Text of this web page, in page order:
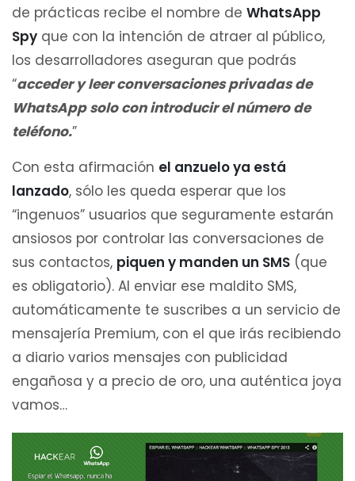
de prácticas recibe el nombre de WhatsApp
Spy que con la intención de atraer al público,
los desarrolladores aseguran que podrás
“acceder y leer conversaciones privadas de
WhatsApp solo con introducir el número de
teléfono.”
Con esta afirmación el anzuelo ya está
lanzado, sólo les queda esperar que los
“ingenuos” usuarios que seguramente estarán
ansiosos por controlar las conversaciones de
sus contactos, piquen y manden un SMS (que
es obligatorio). Al enviar ese maldito SMS,
automáticamente te suscribes a un servicio de
mensajería Premium, con el que irás recibiendo
a diario varios mensajes con publicidad
engañosa y a precio de oro, una auténtica joya
vamos…